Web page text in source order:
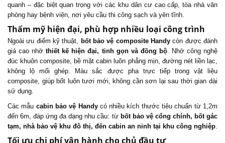
quanh – đặc biệt quan trọng với các khu dân cư cao cấp, tòa nhà văn
phòng hay bệnh viện, nơi yêu cầu thi công sạch và yên tĩnh.
Thẩm mỹ hiện đại, phù hợp nhiều loại công trình
Ngoài ưu điểm kỹ thuật, bốt bảo vệ composite Handy còn được đánh
giá cao nhờthiết kế hiện đại, tinh gọn và đồng bộ. Nhờ công nghệ
đúc khuôn composite, bề mặt cabin luôn phẳng mịn, đường nét liền lạc,
không lộ mối ghép. Màu sắc được pha trực tiếp trong vật liệu
composite, giúp bốt luôn tươi mới, không cần sơn lại sau thời gian dài
sử dụng.
Các mẫu cabin bảo vệ Handycó nhiều kích thước tiêu chuẩn từ 1,2m
đến 6m, đáp ứng đa dạng nhu cầu: từ bốt bảo vệ cổng chính, bốt gác
tạm, nhà bảo vệ khu đô thị, đến cabin an ninh tại khu công nghiệp
Tối ưu chi phí vận hành cho chủ đầu tư